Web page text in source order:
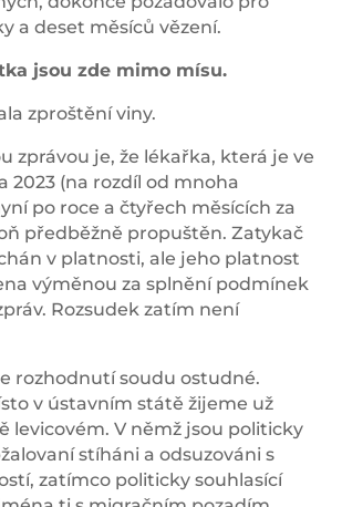
a deset měsíců vězení.
jsou zde mimo mísu.
zproštění viny.
zprávou je, že lékařka, která je ve
2023 (na rozdíl od mnoha
po roce a čtyřech měsících za
předběžně propuštěn. Zatykač
v platnosti, ale jeho platnost
výměnou za splnění podmínek
Rozsudek zatím není
rozhodnutí soudu ostudné.
v ústavním státě žijeme už
levicovém. V němž jsou politicky
stíháni a odsuzováni s
zatímco politicky souhlasící